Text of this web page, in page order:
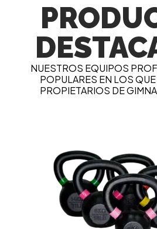
NUESTROS EQUIPOS
POPULARES EN LOS
PROPIETARIOS DE